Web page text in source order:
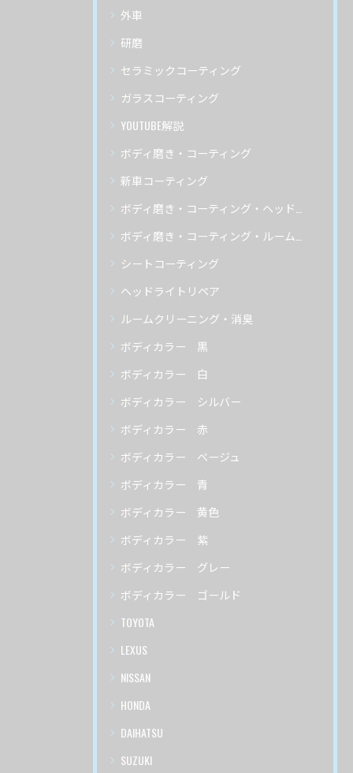
外車
研磨
セラミックコーティング
ガラスコーティング
YOUTUBE解説
ボディ磨き・コーティング
新車コーティング
ボディ磨き・コーティング・ヘッドライトリペア
ボディ磨き・コーティング・ルームクリーニング
シートコーティング
ヘッドライトリペア
ルームクリーニング・消臭
ボディカラー 黒
ボディカラー 白
ボディカラー シルバー
ボディカラー 赤
ボディカラー ベージュ
ボディカラー 青
ボディカラー 黄色
ボディカラー 紫
ボディカラー グレー
ボディカラー ゴールド
TOYOTA
LEXUS
NISSAN
HONDA
DAIHATSU
SUZUKI